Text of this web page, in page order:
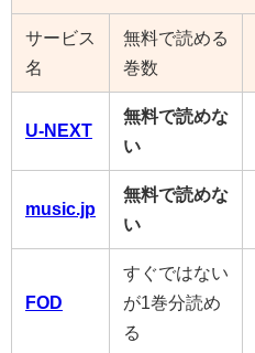
サービス
名
無料で読める
巻数
U-NEXT
無料で読めな
い
music.jp
無料で読めな
い
FOD
すぐではない
が1巻分読め
る